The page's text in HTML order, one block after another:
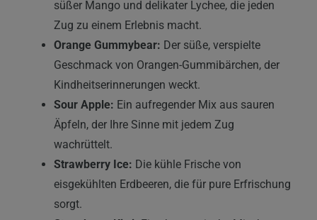
süßer Mango und delikater Lychee, die jeden
Zug zu einem Erlebnis macht.
Orange Gummybear: Der süße, verspielte
Geschmack von Orangen-Gummibärchen, der
Kindheitserinnerungen weckt.
Sour Apple: Ein aufregender Mix aus sauren
Äpfeln, der Ihre Sinne mit jedem Zug
wachrüttelt.
Strawberry Ice: Die kühle Frische von
eisgekühlten Erdbeeren, die für pure Erfrischung
sorgt.